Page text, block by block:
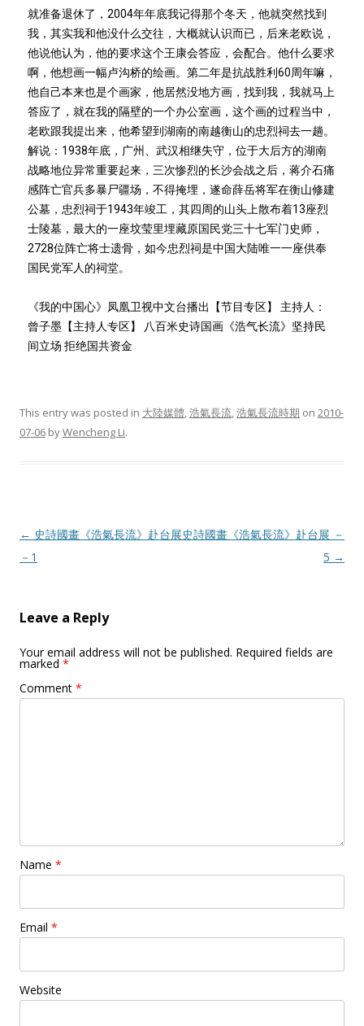
就准备退休了，2004年年底我记得那个冬天，他就突然找到
我，其实我和他没什么交往，大概就认识而已，后来老欧说，
他说他认为，他的要求这个王康会答应，会配合。他什么要求
啊，他想画一幅卢沟桥的绘画。第二年是抗战胜利60周年嘛，
他自己本来也是个画家，他居然没地方画，找到我，我就马上
答应了，就在我的隔壁的一个办公室画，这个画的过程当中，
老欧跟我提出来，他希望到湖南的南越衡山的忠烈祠去一趟。
解说：1938年底，广州、武汉相继失守，位于大后方的湖南
战略地位异常重要起来，三次惨烈的长沙会战之后，蒋介石痛
感阵亡官兵多暴尸疆场，不得掩埋，遂命薛岳将军在衡山修建
公墓，忠烈祠于1943年竣工，其四周的山头上散布着13座烈
士陵墓，最大的一座坟莹里埋藏原国民党三十七军门史师，
2728位阵亡将士遗骨，如今忠烈祠是中国大陆唯一一座供奉
国民党军人的祠堂。
《我的中国心》凤凰卫视中文台播出【节目专区】 主持人：
曾子墨【主持人专区】 八百米史诗国画《浩气长流》坚持民
间立场 拒绝国共资金
This entry was posted in 大陸媒體,浩氣長流,浩氣長流時期 on 2010-
07-06 byWencheng Li.
Post
navigation
← 史詩國畫《浩氣長流》赴台展
－1
史詩國畫《浩氣長流》赴台展 －
5 →
Leave a Reply
Your email address will not be published. Required fields are
marked *
Comment *
Name *
Email *
Website